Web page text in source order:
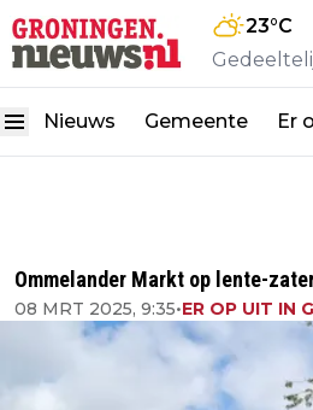
23°C
Nieuws Gemeente Er
Ommelander Markt op lente-
08 MRT 2025, 9:35•ER OP UIT IN